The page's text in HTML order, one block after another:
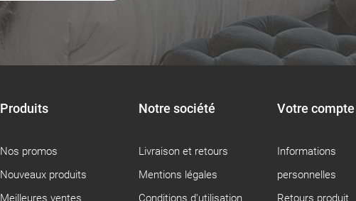
Produits
Nos promos
Nouveaux produits
Meilleures ventes
Notre société
Livraison et retours
Mentions légales
Conditions d'utilisation
Votre compte
Informations
personnelles
Retours produit